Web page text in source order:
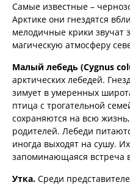
Самые известные –
Арктике они гнездятся
мелодичные крики
магическую атмосферу
Малый лебедь (Cygnus
арктических лебедей.
зимует в умеренных
птица с трогательной
сохраняются на всю
родителей. Лебеди
иногда выходят на сушу.
запоминающаяся встреча
Утка. Среди